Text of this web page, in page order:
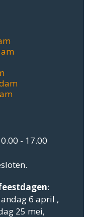
- 17.00
:
6 april ,
25 mei,